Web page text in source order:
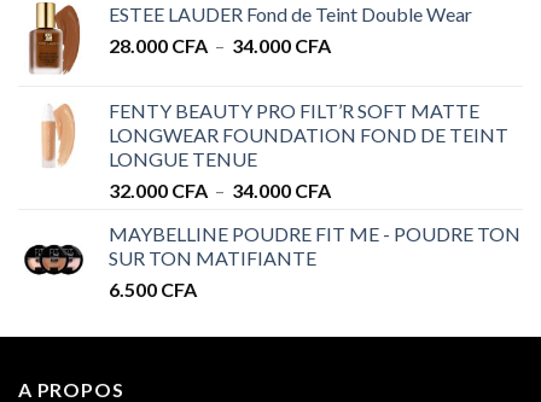
prix :
28.000 CFA
ESTEE LAUDER Fond de Teint Double Wear
28.000 CFA – 34.000 CFA
28.000 CFA
à
FENTY BEAUTY PRO FILT’R SOFT MATTE
LONGWEAR FOUNDATION FOND DE TEINT
LONGUE TENUE
32.000 CFA – 34.000 CFA
prix :
MAYBELLINE POUDRE FIT ME - POUDRE TON
SUR TON MATIFIANTE
6.500 CFA
A PROPOS